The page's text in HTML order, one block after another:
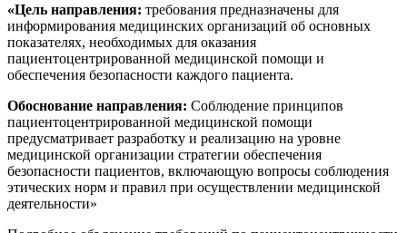
«Цель направления: требования предназначены для
информирования медицинских организаций об основных
показателях, необходимых для оказания
пациентоцентрированной медицинской помощи и
обеспечения безопасности каждого пациента.
Обоснование направления: Соблюдение принципов
пациентоцентрированной медицинской помощи
предусматривает разработку и реализацию на уровне
медицинской организации стратегии обеспечения
безопасности пациентов, включающую вопросы соблюдения
этических норм и правил при осуществлении медицинской
деятельности»